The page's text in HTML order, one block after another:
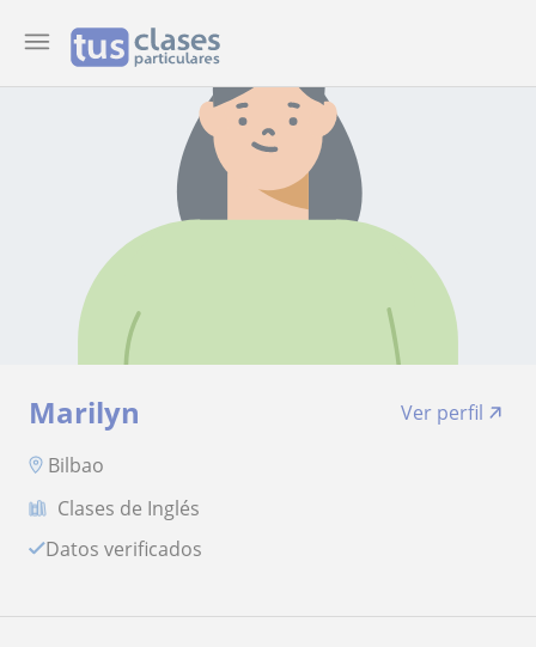
Marilyn
Ver perfil
Bilbao
Clases de Inglés
Datos verificados